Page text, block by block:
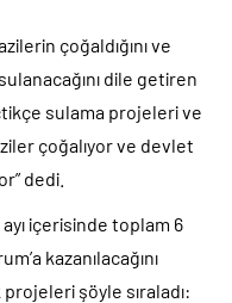
çoğaldığını ve
dile getiren
sulama projeleri ve
çoğalıyor ve devlet
dedi.
içerisinde toplam 6
kazanılacağını
şöyle sıraladı: